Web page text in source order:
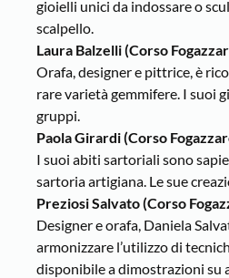
gioielli unici da indossare o
scalpello.
Laura Balzelli (Corso
Orafa, designer e pittrice, è
rare varietà gemmifere. I suoi
gruppi.
Paola Girardi (Corso
I suoi abiti sartoriali sono
sartoria artigiana. Le sue
Preziosi Salvato (Corso
Designer e orafa, Daniela
armonizzare l’utilizzo di
disponibile a dimostrazioni su